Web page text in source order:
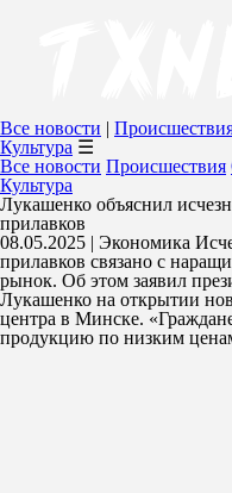
Все новости |
Культура ☰
Все новости Происшествия
Культура
Лукашенко объяснил
прилавков
08.05.2025 | Экономика
прилавков связано с
рынок. Об этом заявил
Лукашенко на открытии
центра в Минске.
продукцию по низким